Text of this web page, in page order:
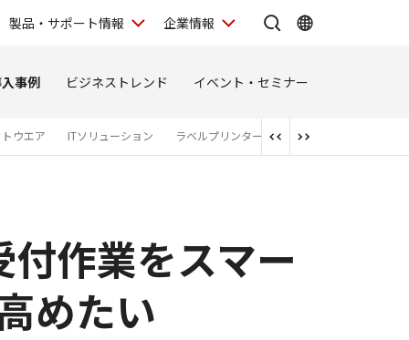
製品・サポート情報 企業情報
事例 ビジネストレンド イベント・セミナー
ウエア ITソリューション ラベルプリンター ネットワークカメラ
作業をスマー
めたい